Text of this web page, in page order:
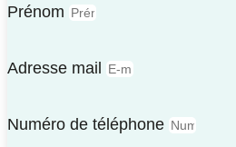
Prénom
Adresse mail
Numéro de téléphone